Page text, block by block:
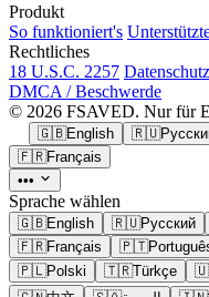
Produkt
So funktioniert's
Rechtliches
18 U.S.C. 2257
DMCA / Beschwerde
© 2026 FSAVED. Nur für
🇬🇧English 🇷🇺
🇫🇷Français
•••
Sprache wählen
🇬🇧English 🇷🇺Русский
🇫🇷Français 🇵🇹
🇵🇱Polski 🇹🇷Türkçe